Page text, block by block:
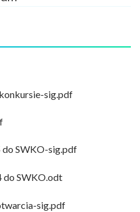
sig.pdf
do SWKO-sig.pdf
do SWKO.odt
sig.pdf